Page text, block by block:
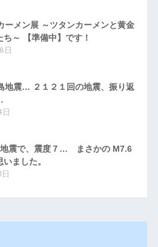
ーメン展 ～ツタンカーメンと黄金
ち～ 【準備中】です！
日
地震… ２１２１回の地震、振り返
日
地震で、震度７… まさかの M7.6
ました。